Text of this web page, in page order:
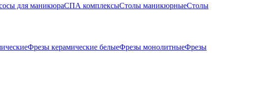
для маникюраСПА комплексыСтолы маникюрныеСтолы
Фрезы керамические белыеФрезы монолитныеФрезы